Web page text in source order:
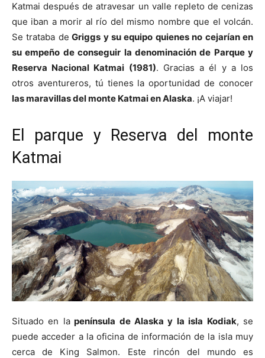
Katmai después de atravesar un valle repleto de cenizas
que iban a morir al río del mismo nombre que el volcán.
Se trataba de Griggs y su equipo quienes no cejarían en
su empeño de conseguir la denominación de Parque y
Reserva Nacional Katmai (1981). Gracias a él y a los
otros aventureros, tú tienes la oportunidad de conocer
las maravillas del monte Katmai en Alaska. ¡A viajar!
El parque y Reserva del monte
Katmai
Situado en lapenínsula de Alaska y la isla Kodiak, se
puede acceder a la oficina de información de la isla muy
cerca de King Salmon. Este rincón del mundo es